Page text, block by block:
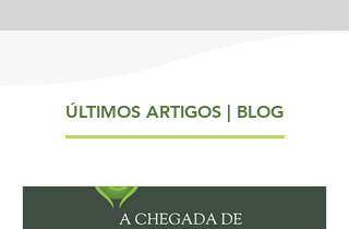
ÚLTIMOS ARTIGOS | BLOG